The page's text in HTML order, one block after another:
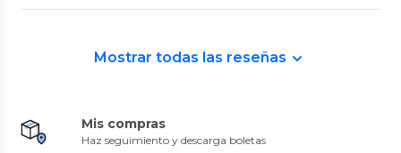
Mostrar todas las reseñas
Mis compras
Haz seguimiento y descarga boletas